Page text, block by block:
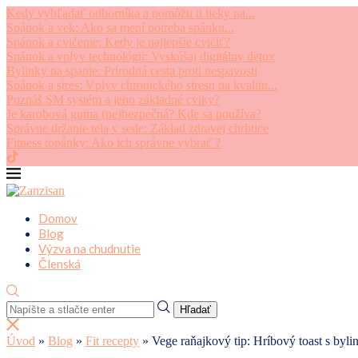
Kedy vyhľadať odborníka a pomôžu ti lieky na...
Spánok a vek: Ako sa mení potreba spánku...
Spánok a cvičenie: Kedy je najlepšie cvičiť?
Spánok a vplyv technológii: Vyskúšaj digitálny detox
Bylinky na spanie: Prírodná cesta proti nespavosti
Spánok a stres: Vplyv chronického stresu na kvalitu...
Poznáš SM systém a jeho základné cviky?
Je karobová guma (ne)bezpečná? Kde sa používa?
Správne držanie tela v sede: Základ zdravej chrbtice
Fitness topánky: Ako ich správne vybrať ?
Domov
Blog
Výzva na chudnutie
Členská
Hľadať
Úvod » Blog » Fit recepty » Vege raňajkový tip: Hríbový toast s